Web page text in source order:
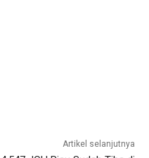
Artikel selanjutnya